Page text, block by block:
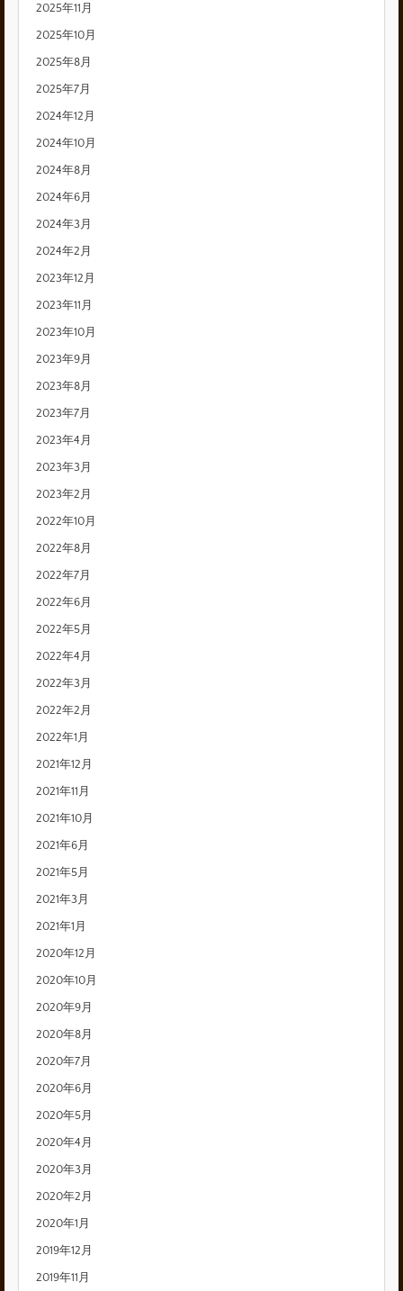
2025年11月
2025年10月
2025年8月
2025年7月
2024年12月
2024年10月
2024年8月
2024年6月
2024年3月
2024年2月
2023年12月
2023年11月
2023年10月
2023年9月
2023年8月
2023年7月
2023年4月
2023年3月
2023年2月
2022年10月
2022年8月
2022年7月
2022年6月
2022年5月
2022年4月
2022年3月
2022年2月
2022年1月
2021年12月
2021年11月
2021年10月
2021年6月
2021年5月
2021年3月
2021年1月
2020年12月
2020年10月
2020年9月
2020年8月
2020年7月
2020年6月
2020年5月
2020年4月
2020年3月
2020年2月
2020年1月
2019年12月
2019年11月